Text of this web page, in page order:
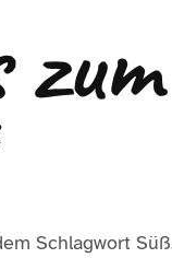
Schlagwort